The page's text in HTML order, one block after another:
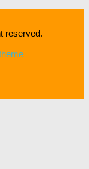
reserved.